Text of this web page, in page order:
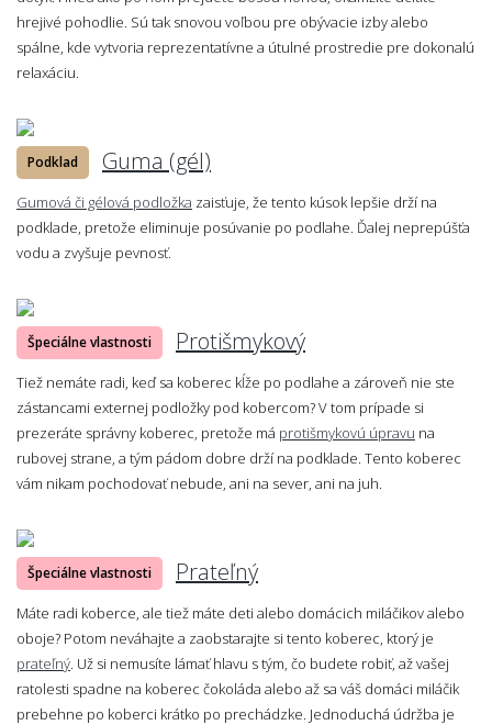
hrejivé pohodlie. Sú tak snovou voľbou pre obývacie izby alebo
spálne, kde vytvoria reprezentatívne a útulné prostredie pre dokonalú
relaxáciu.
Podklad Guma (gél)
Gumová či gélová podložka zaisťuje, že tento kúsok lepšie drží na
podklade, pretože eliminuje posúvanie po podlahe. Ďalej neprepúšťa
vodu a zvyšuje pevnosť.
Špeciálne vlastnosti Protišmykový
Tiež nemáte radi, keď sa koberec kĺže po podlahe a zároveň nie ste
zástancami externej podložky pod kobercom? V tom prípade si
prezeráte správny koberec, pretože má protišmykovú úpravu na
rubovej strane, a tým pádom dobre drží na podklade. Tento koberec
vám nikam pochodovať nebude, ani na sever, ani na juh.
Špeciálne vlastnosti Prateľný
Máte radi koberce, ale tiež máte deti alebo domácich miláčikov alebo
oboje? Potom neváhajte a zaobstarajte si tento koberec, ktorý je
prateľný . Už si nemusíte lámať hlavu s tým, čo budete robiť, až vašej
ratolesti spadne na koberec čokoláda alebo až sa váš domáci miláčik
prebehne po koberci krátko po prechádzke. Jednoduchá údržba je